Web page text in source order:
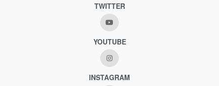
TWITTER
YOUTUBE
INSTAGRAM